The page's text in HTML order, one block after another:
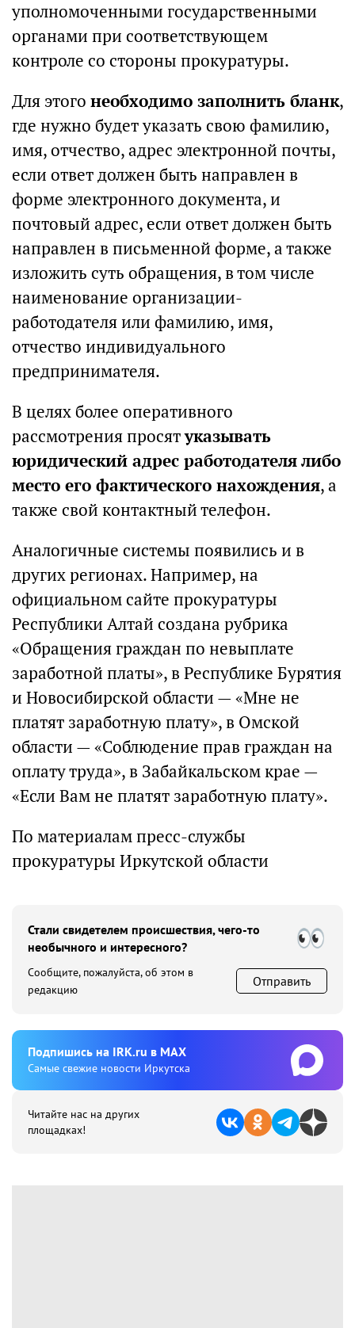
уполномоченными государственными
органами при соответствующем
контроле со стороны прокуратуры.
Для этого необходимо заполнить бланк,
где нужно будет указать свою фамилию,
имя, отчество, адрес электронной почты,
если ответ должен быть направлен в
форме электронного документа, и
почтовый адрес, если ответ должен быть
направлен в письменной форме, а также
изложить суть обращения, в том числе
наименование организации-
работодателя или фамилию, имя,
отчество индивидуального
предпринимателя.
В целях более оперативного
рассмотрения просятуказывать
юридический адрес работодателя либо
место его фактического нахождения, а
также свой контактный телефон.
Аналогичные системы появились и в
других регионах. Например, на
официальном сайте прокуратуры
Республики Алтай создана рубрика
«Обращения граждан по невыплате
заработной платы», в Республике Бурятия
и Новосибирской области — «Мне не
платят заработную плату», в Омской
области — «Соблюдение прав граждан на
оплату труда», в Забайкальском крае —
«Если Вам не платят заработную плату».
По материалам пресс-службы
прокуратуры Иркутской области
Стали свидетелем происшествия, чего-то
необычного и интересного?
Сообщите, пожалуйста, об этом в
редакцию
Отправить
Подпишиcь на IRK.ru в MAX
Cамые свежие новости Иркутска
Читайте нас на других
площадках!